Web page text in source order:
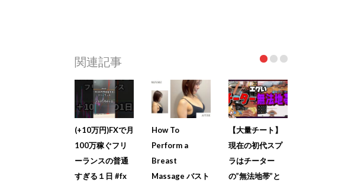
関連記事
(+10万円)FXで月
100万稼ぐフリ
ーランスの普通
すぎる１日 #fx
How To
Perform a
Breast
Massage バスト
【大量チート】
現在の初代スプ
ラはチーター
の”無法地帯”と